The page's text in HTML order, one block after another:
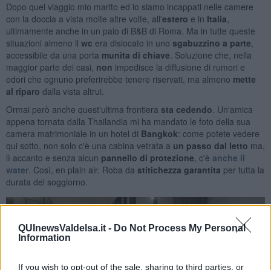
QUInewsValdelsa.it - Do Not Process My Personal
Information
If you wish to opt-out of the sale, sharing to third parties, or
Dopo quel viaggio mio marito ed io siamo incappati nelle camere
con la doccia a vista molte altre volte, all'estero e in Italia,
ultimamente anche in un paio di B&B di Roma. Ma in tutte queste
situazioni almeno il wc era dislocato in uno sgabuzzino a parte,
accessibile da una porta munita di chiave. Soluzione che, nella
maggior parte dei casi, non impedisce la diffusione di rumori e
odori che ognuno preferirebbe tenere riservati, ma almeno mette
al riparo dalla vista altrui.
Ormai però anche quest'ultima frontiera sta cedendo. Un'amica
appena tornata dalla Thailandia mi ha mandato le foto della sua
camera matrimoniale in un hotel di Bangkok: come potete vedere
qui sotto, non solo c'è una cabina vetrata a un passo dal letto ma,
lì accanto e senza alcun pannello di protezione, c'è anche il
water. Così, en plain air. Roba da stitichezza garantita per tutta la
durata del soggiorno.